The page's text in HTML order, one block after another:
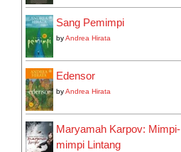
Sang Pemimpi
byAndrea Hirata
Edensor
byAndrea Hirata
Maryamah Karpov: Mimpi-
mimpi Lintang